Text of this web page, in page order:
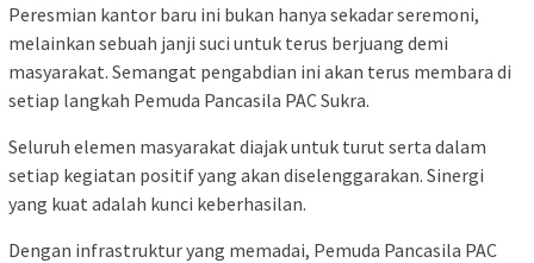
Peresmian kantor baru ini bukan hanya sekadar seremoni,
melainkan sebuah janji suci untuk terus berjuang demi
masyarakat. Semangat pengabdian ini akan terus membara di
setiap langkah Pemuda Pancasila PAC Sukra.
Seluruh elemen masyarakat diajak untuk turut serta dalam
setiap kegiatan positif yang akan diselenggarakan. Sinergi
yang kuat adalah kunci keberhasilan.
Dengan infrastruktur yang memadai, Pemuda Pancasila PAC